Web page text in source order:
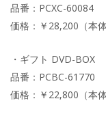
品番：PCXC-60084
価格：￥28,200（本
・ギフト DVD-BOX
品番：PCBC-61770
価格：￥22,800（本